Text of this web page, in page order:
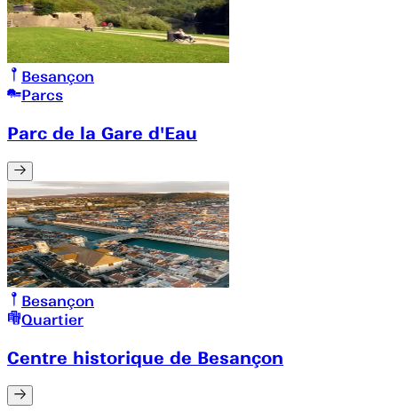
Besançon
Parcs
Parc de la Gare d'Eau
Besançon
Quartier
Centre historique de Besançon